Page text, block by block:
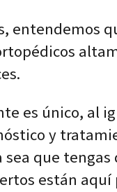
entendemos
es único, al
y
sea que
están aquí